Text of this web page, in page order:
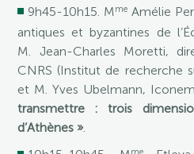
9h45-10h15. Mme Amélie
antiques et byzantines de
M. Jean-Charles Moretti,
CNRS (Institut de recherche
et M. Yves Ubelmann,
transmettre : trois
d’Athènes ».